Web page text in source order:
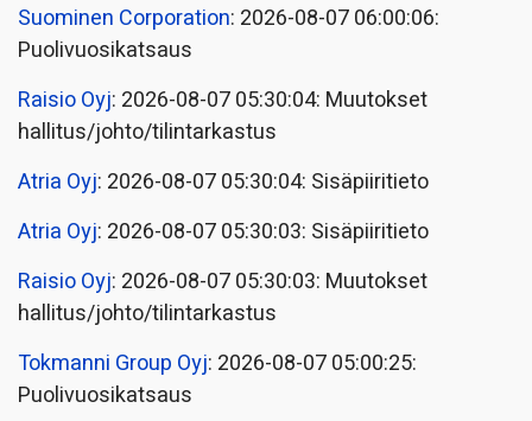
Suominen Corporation: 2026-08-07 06:00:06:
Puolivuosikatsaus
Raisio Oyj: 2026-08-07 05:30:04: Muutokset
hallitus/johto/tilintarkastus
Atria Oyj: 2026-08-07 05:30:04: Sisäpiiritieto
Atria Oyj: 2026-08-07 05:30:03: Sisäpiiritieto
Raisio Oyj: 2026-08-07 05:30:03: Muutokset
hallitus/johto/tilintarkastus
Tokmanni Group Oyj: 2026-08-07 05:00:25:
Puolivuosikatsaus